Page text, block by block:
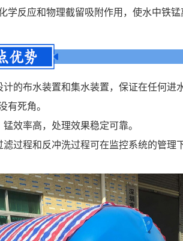
学反应和物理截留吸附作用，使水中铁锰
计的布水装置和集水装置，保证在任何
有死角。
效率高，处理效果稳定可靠。
过程和反冲洗过程可在监控系统的管理